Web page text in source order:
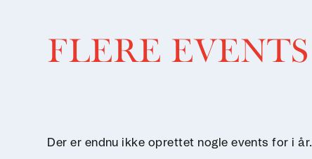
FLERE EVENTS
Der er endnu ikke oprettet nogle events for i år.